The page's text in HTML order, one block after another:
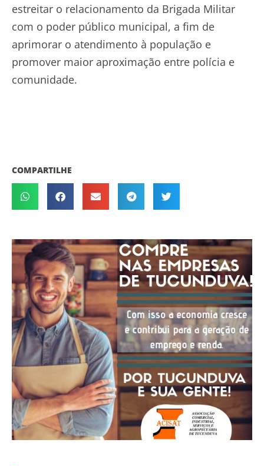
estreitar o relacionamento da Brigada Militar
com o poder público municipal, a fim de
aprimorar o atendimento à população e
promover maior aproximação entre polícia e
comunidade.
COMPARTILHE